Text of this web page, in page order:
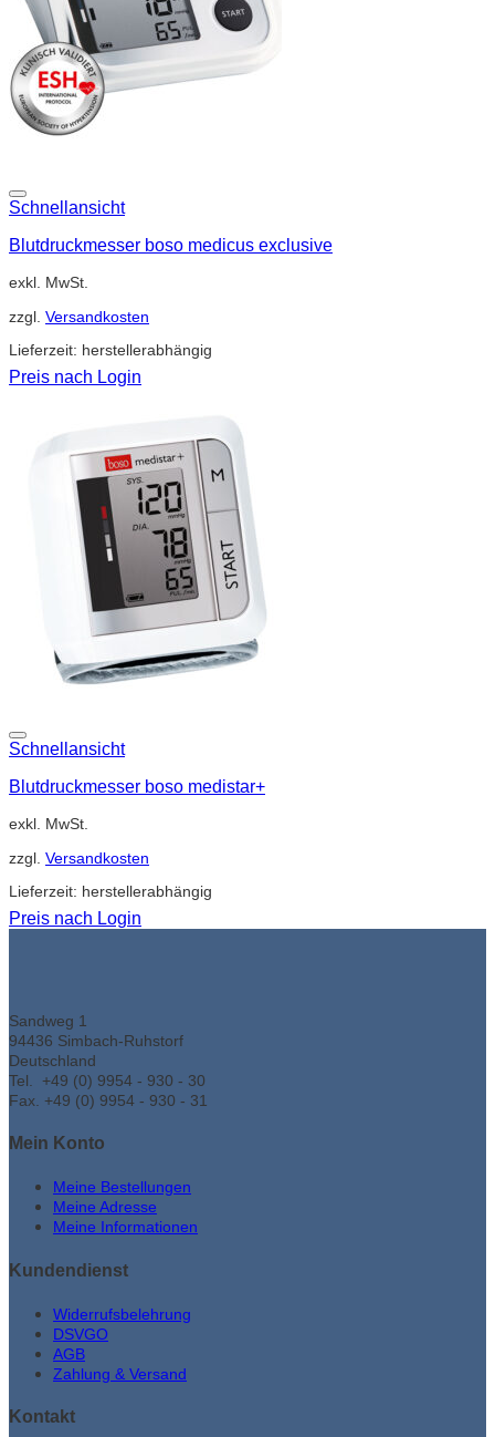
Schnellansicht
Blutdruckmesser boso medicus exclusive
exkl. MwSt.
zzgl. Versandkosten
Lieferzeit: herstellerabhängig
Preis nach Login
Schnellansicht
Blutdruckmesser boso medistar+
exkl. MwSt.
zzgl. Versandkosten
Lieferzeit: herstellerabhängig
Preis nach Login
Sandweg 1
94436 Simbach-Ruhstorf
Deutschland
Tel. +49 (0) 9954 - 930 - 30
Fax. +49 (0) 9954 - 930 - 31
Mein Konto
Meine Bestellungen
Meine Adresse
Meine Informationen
Kundendienst
Widerrufsbelehrung
DSVGO
AGB
Zahlung & Versand
Kontakt